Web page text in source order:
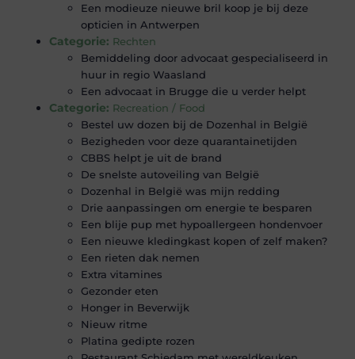
Een modieuze nieuwe bril koop je bij deze
opticien in Antwerpen
Categorie: Rechten
Bemiddeling door advocaat gespecialiseerd in
huur in regio Waasland
Een advocaat in Brugge die u verder helpt
Categorie: Recreation / Food
Bestel uw dozen bij de Dozenhal in België
Bezigheden voor deze quarantainetijden
CBBS helpt je uit de brand
De snelste autoveiling van België
Dozenhal in België was mijn redding
Drie aanpassingen om energie te besparen
Een blije pup met hypoallergeen hondenvoer
Een nieuwe kledingkast kopen of zelf maken?
Een rieten dak nemen
Extra vitamines
Gezonder eten
Honger in Beverwijk
Nieuw ritme
Platina gedipte rozen